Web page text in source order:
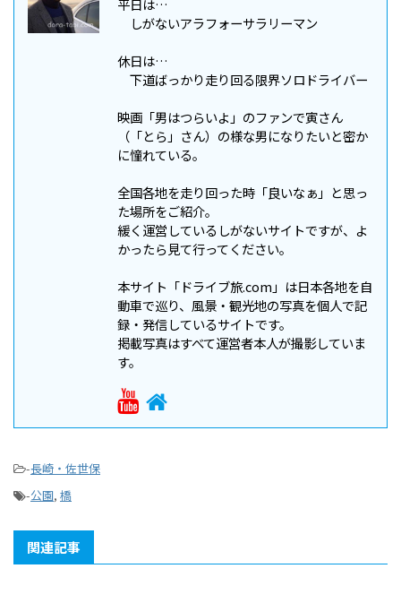
平日は…
しがないアラフォーサラリーマン
休日は…
下道ばっかり走り回る限界ソロドライバー
映画「男はつらいよ」のファンで寅さん
（「とら」さん）の様な男になりたいと密か
に憧れている。
全国各地を走り回った時「良いなぁ」と思っ
た場所をご紹介。
緩く運営しているしがないサイトですが、よ
かったら見て行ってください。
本サイト「ドライブ旅.com」は日本各地を自
動車で巡り、風景・観光地の写真を個人で記
録・発信しているサイトです。
掲載写真はすべて運営者本人が撮影していま
す。
-長崎・佐世保
-公園, 橋
関連記事